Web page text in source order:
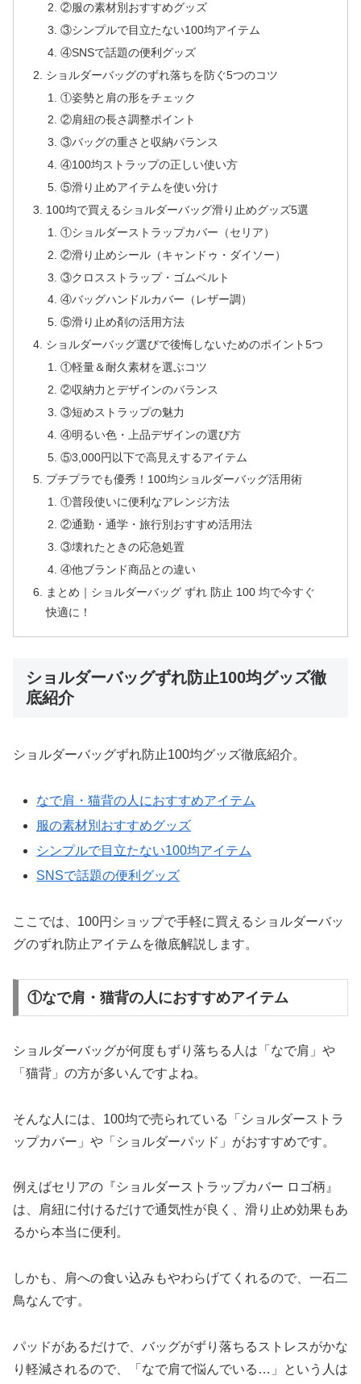
②服の素材別おすすめグッズ
③シンプルで目立たない100均アイテム
④SNSで話題の便利グッズ
ショルダーバッグのずれ落ちを防ぐ5つのコツ
①姿勢と肩の形をチェック
②肩紐の長さ調整ポイント
③バッグの重さと収納バランス
④100均ストラップの正しい使い方
⑤滑り止めアイテムを使い分け
100均で買えるショルダーバッグ滑り止めグッズ5選
①ショルダーストラップカバー（セリア）
②滑り止めシール（キャンドゥ・ダイソー）
③クロスストラップ・ゴムベルト
④バッグハンドルカバー（レザー調）
⑤滑り止め剤の活用方法
ショルダーバッグ選びで後悔しないためのポイント5つ
①軽量＆耐久素材を選ぶコツ
②収納力とデザインのバランス
③短めストラップの魅力
④明るい色・上品デザインの選び方
⑤3,000円以下で高見えするアイテム
プチプラでも優秀！100均ショルダーバッグ活用術
①普段使いに便利なアレンジ方法
②通勤・通学・旅行別おすすめ活用法
③壊れたときの応急処置
④他ブランド商品との違い
まとめ｜ショルダーバッグ ずれ 防止 100 均で今すぐ
快適に！
ショルダーバッグずれ防止100均グッズ徹
底紹介
ショルダーバッグずれ防止100均グッズ徹底紹介。
なで肩・猫背の人におすすめアイテム
服の素材別おすすめグッズ
シンプルで目立たない100均アイテム
SNSで話題の便利グッズ
ここでは、100円ショップで手軽に買えるショルダーバッ
グのずれ防止アイテムを徹底解説します。
①なで肩・猫背の人におすすめアイテム
ショルダーバッグが何度もずり落ちる人は「なで肩」や
「猫背」の方が多いんですよね。
そんな人には、100均で売られている「ショルダーストラ
ップカバー」や「ショルダーパッド」がおすすめです。
例えばセリアの『ショルダーストラップカバー ロゴ柄』
は、肩紐に付けるだけで通気性が良く、滑り止め効果もあ
るから本当に便利。
しかも、肩への食い込みもやわらげてくれるので、一石二
鳥なんです。
パッドがあるだけで、バッグがずり落ちるストレスがかな
り軽減されるので、「なで肩で悩んでいる…」という人は